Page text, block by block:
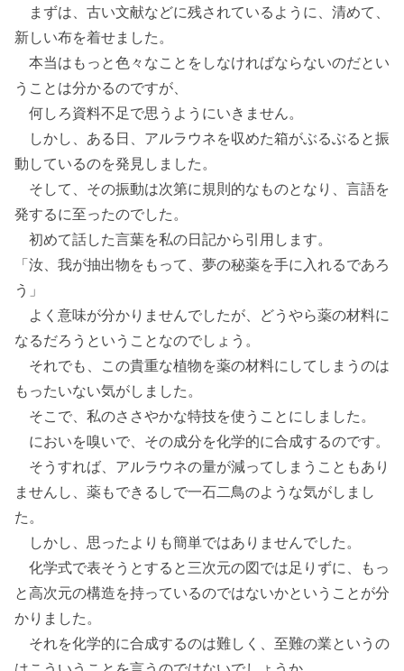
まずは、古い文献などに残されているように、清めて、
新しい布を着せました。
本当はもっと色々なことをしなければならないのだとい
うことは分かるのですが、
何しろ資料不足で思うようにいきません。
しかし、ある日、アルラウネを収めた箱がぶるぶると振
動しているのを発見しました。
そして、その振動は次第に規則的なものとなり、言語を
発するに至ったのでした。
初めて話した言葉を私の日記から引用します。
「汝、我が抽出物をもって、夢の秘薬を手に入れるであろ
う」
よく意味が分かりませんでしたが、どうやら薬の材料に
なるだろうということなのでしょう。
それでも、この貴重な植物を薬の材料にしてしまうのは
もったいない気がしました。
そこで、私のささやかな特技を使うことにしました。
においを嗅いで、その成分を化学的に合成するのです。
そうすれば、アルラウネの量が減ってしまうこともあり
ませんし、薬もできるしで一石二鳥のような気がしまし
た。
しかし、思ったよりも簡単ではありませんでした。
化学式で表そうとすると三次元の図では足りずに、もっ
と高次元の構造を持っているのではないかということが分
かりました。
それを化学的に合成するのは難しく、至難の業というの